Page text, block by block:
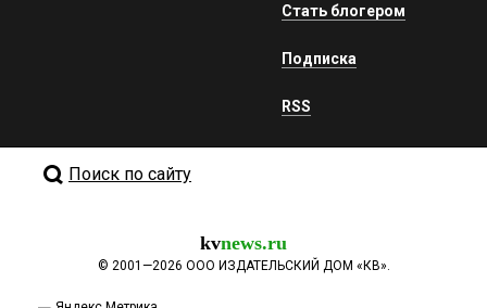
Стать блогером
Подписка
RSS
Поиск по сайту
kvnews.ru
© 2001—2026 ООО ИЗДАТЕЛЬСКИЙ ДОМ «КВ».